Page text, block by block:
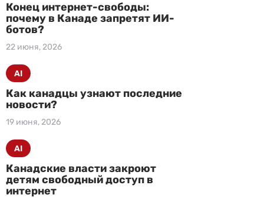
Конец интернет-свободы:
почему в Канаде запретят ИИ-
ботов?
22 июня, 2026
Как канадцы узнают последние
новости?
19 июня, 2026
AI
Канадские власти закроют
детям свободный доступ в
интернет
AI